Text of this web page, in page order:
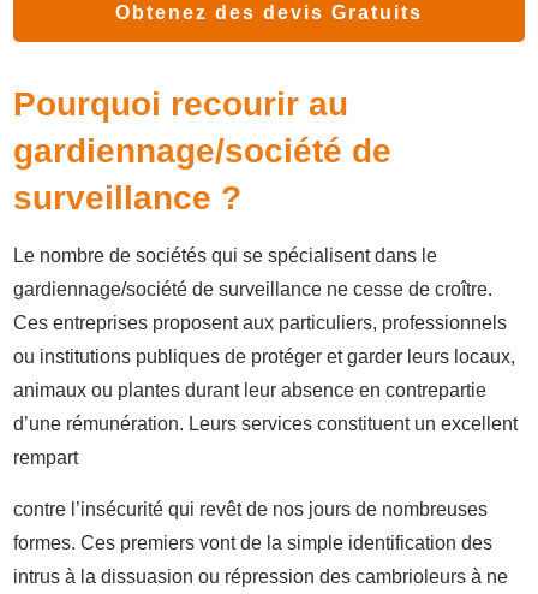
Obtenez des devis Gratuits
Pourquoi recourir au
gardiennage/société de
surveillance ?
Le nombre de sociétés qui se spécialisent dans le
gardiennage/société de surveillance ne cesse de croître.
Ces entreprises proposent aux particuliers, professionnels
ou institutions publiques de protéger et garder leurs locaux,
animaux ou plantes durant leur absence en contrepartie
d’une rémunération. Leurs services constituent un excellent
rempart
contre l’insécurité qui revêt de nos jours de nombreuses
formes. Ces premiers vont de la simple identification des
intrus à la dissuasion ou répression des cambrioleurs à ne